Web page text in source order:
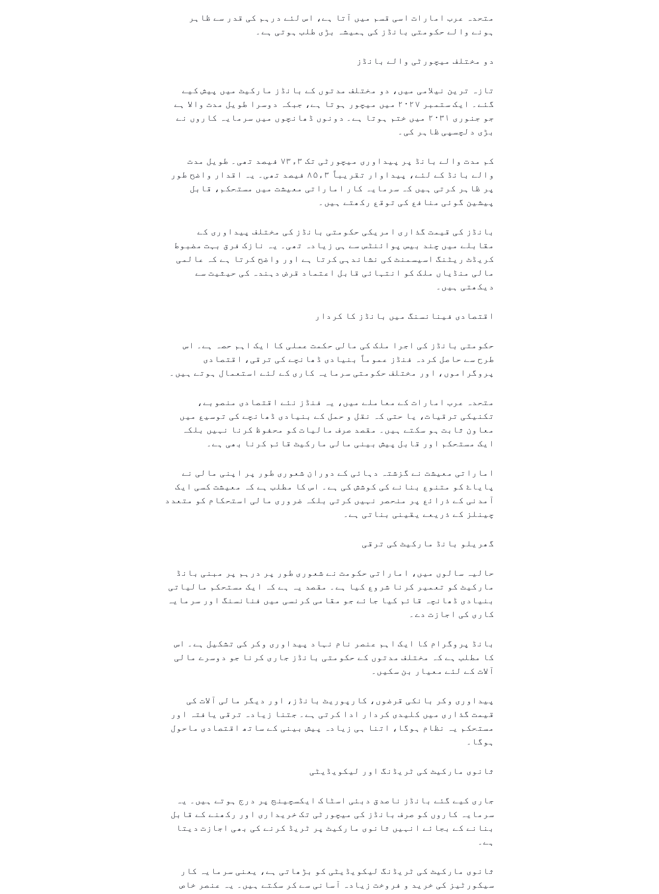
متحدہ عرب امارات اسی قسم میں آتا ہے، اس لئے درہم کی قدر سے ظاہر
ہونے والے حکومتی بانڈز کی ہمیشہ بڑی طلب ہوتی ہے۔
دو مختلف میچورٹی والے بانڈز
تازہ ترین نیلامی میں، دو مختلف مدتوں کے بانڈز مارکیٹ میں پیش کیے
گئے۔ ایک ستمبر ۲۰۲۷ میں میچور ہوتا ہے، جبکہ دوسرا طویل مدت والا ہے
جو جنوری ۲۰۳۱ میں ختم ہوتا ہے۔ دونوں ڈھانچوں میں سرمایہ کاروں نے
بڑی دلچسپی ظاہر کی۔
کم مدت والے بانڈ پر پیداوری میچورٹی تک ۳ء۷۳ فیصد تھی۔ طویل مدت
والے بانڈ کے لئے، پیداوار تقریباً ۳ء۸۵ فیصد تھی۔ یہ اقدار واضح طور
پر ظاہر کرتی ہیں کہ سرمایہ کار اماراتی معیشت میں مستحکم، قابل
پیشین گوئی منافع کی توقع رکھتے ہیں۔
بانڈز کی قیمت گذاری امریکی حکومتی بانڈز کی مختلف پیداوری کے
مقابلے میں چند بیس پوائنٹس سے ہی زیادہ تھی۔ یہ نازک فرق بہت مضبوط
کریڈٹ ریٹنگ اسیسمنٹ کی نشاندہی کرتا ہے اور واضح کرتا ہے کہ عالمی
مالی منڈیاں ملک کو انتہائی قابل اعتماد قرض دہندہ کی حیثیت سے
دیکھتی ہیں۔
اقتصادی فینانسنگ میں بانڈز کا کردار
حکومتی بانڈز کی اجرا ملک کی مالی حکمت عملی کا ایک اہم حصہ ہے۔ اس
طرح سے حاصل کردہ فنڈز عموماً بنیادی ڈھانچے کی ترقی، اقتصادی
پروگراموں، اور مختلف حکومتی سرمایہ کاری کے لئے استعمال ہوتے ہیں۔
متحدہ عرب امارات کے معاملے میں، یہ فنڈز نئے اقتصادی منصوبے،
تکنیکی ترقیات، یا حتی کہ نقل و حمل کے بنیادی ڈھانچے کی توسیع میں
معاون ثابت ہو سکتے ہیں۔ مقصد صرف مالیات کو محفوظ کرنا نہیں بلکہ
ایک مستحکم اور قابل پیش بینی مالی مارکیٹ قائم کرنا بھی ہے۔
اماراتی معیشت نے گزشتہ دہائی کے دوران شعوری طور پر اپنی مالی نے
پایاۓ کو متنوع بنانے کی کوشش کی ہے۔ اس کا مطلب ہے کہ معیشت کسی ایک
آمدنی کے ذرائع پر منحصر نہیں کرتی بلکہ ضروری مالی استحکام کو متعدد
چینلز کے ذریعے یقینی بناتی ہے۔
گھریلو بانڈ مارکیٹ کی ترقی
حالیہ سالوں میں، اماراتی حکومت نے شعوری طور پر درہم پر مبنی بانڈ
مارکیٹ کو تعمیر کرنا شروع کیا ہے۔ مقصد یہ ہے کہ ایک مستحکم مالیاتی
بنیادی ڈھانچہ قائم کیا جائے جو مقامی کرنسی میں فنانسنگ اور سرمایہ
کاری کی اجازت دے۔
بانڈ پروگرام کا ایک اہم عنصر نام نہاد پیداوری وکر کی تشکیل ہے۔ اس
کا مطلب ہے کہ مختلف مدتوں کے حکومتی بانڈز جاری کرنا جو دوسرے مالی
آلات کے لئے معیار بن سکیں۔
پیداوری وکر بانکی قرضوں، کارپوریٹ بانڈز، اور دیگر مالی آلات کی
قیمت گذاری میں کلیدی کردار ادا کرتی ہے۔ جتنا زیادہ ترقی یافتہ اور
مستحکم یہ نظام ہوگا، اتنا ہی زیادہ پیش بینی کے ساتھ اقتصادی ماحول
ہوگا۔
ثانوی مارکیٹ کی ٹریڈنگ اور لیکویڈیٹی
جاری کیے گئے بانڈز ناصدق دبئی اسٹاک ایکسچینج پر درج ہوتے ہیں۔ یہ
سرمایہ کاروں کو صرف بانڈز کی میچورٹی تک خریداری اور رکھنے کے قابل
بنانے کے بجائے انہیں ثانوی مارکیٹ پر ٹریڈ کرنے کی بھی اجازت دیتا
ہے۔
ثانوی مارکیٹ کی ٹریڈنگ لیکویڈیٹی کو بڑھاتی ہے، یعنی سرمایہ کار
سیکورٹیز کی خرید و فروخت زیادہ آسانی سے کر سکتے ہیں۔ یہ عنصر خاص